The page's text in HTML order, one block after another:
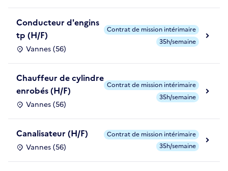
Conducteur d'engins
tp (H/F)
Vannes (56)
Contrat de mission intérimaire
35h/semaine
Chauffeur de cylindre
enrobés (H/F)
Vannes (56)
Contrat de mission intérimaire
35h/semaine
Canalisateur (H/F)
Vannes (56)
Contrat de mission intérimaire
35h/semaine